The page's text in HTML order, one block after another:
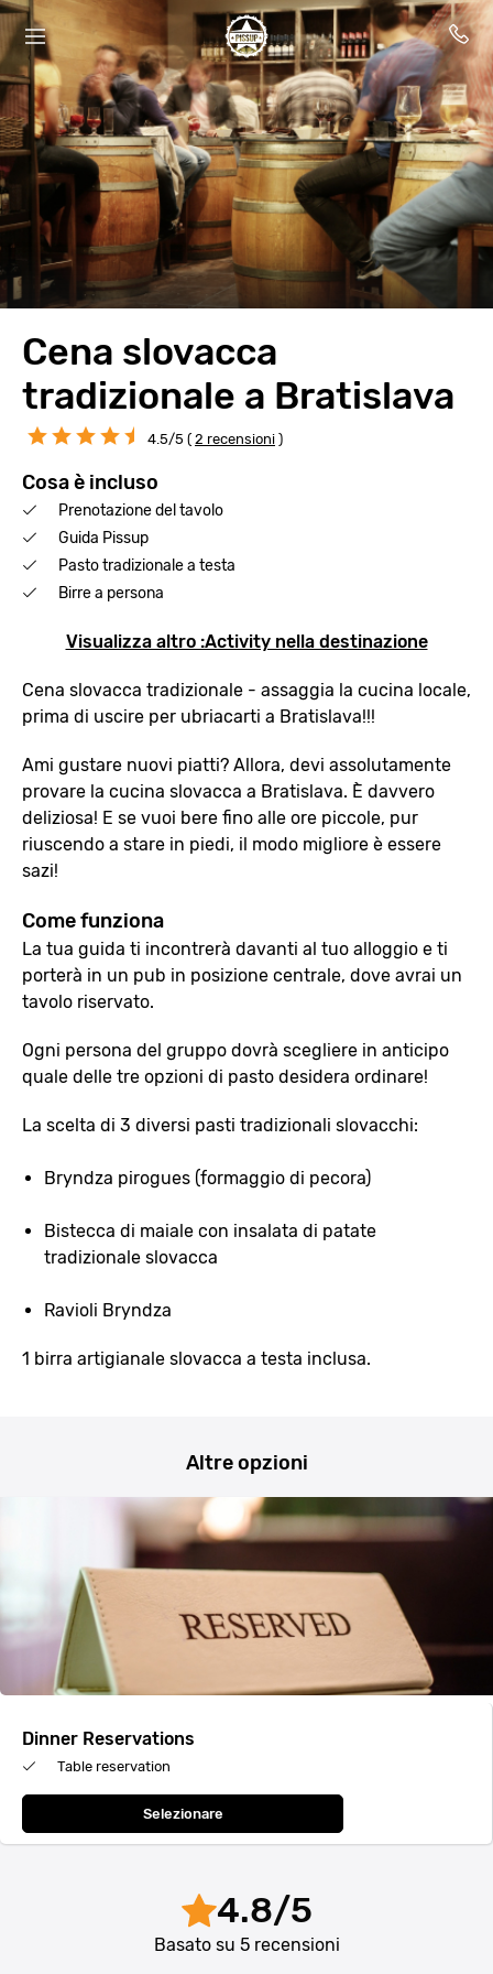
Cena slovacca
tradizionale a Bratislava
4.5/5 ( 2 recensioni )
Cosa è incluso
Prenotazione del tavolo
Guida Pissup
Pasto tradizionale a testa
Birre a persona
Visualizza altro :Activity nella destinazione
Cena slovacca tradizionale - assaggia la cucina locale,
prima di uscire per ubriacarti a Bratislava!!!
Ami gustare nuovi piatti? Allora, devi assolutamente
provare la cucina slovacca a Bratislava. È davvero
deliziosa! E se vuoi bere fino alle ore piccole, pur
riuscendo a stare in piedi, il modo migliore è essere
sazi!
Come funziona
La tua guida ti incontrerà davanti al tuo alloggio e ti
porterà in un pub in posizione centrale, dove avrai un
tavolo riservato.
Ogni persona del gruppo dovrà scegliere in anticipo
quale delle tre opzioni di pasto desidera ordinare!
La scelta di 3 diversi pasti tradizionali slovacchi:
Bryndza pirogues (formaggio di pecora)
Bistecca di maiale con insalata di patate
tradizionale slovacca
Ravioli Bryndza
1 birra artigianale slovacca a testa inclusa.
Altre opzioni
Dinner Reservations
Table reservation
Selezionare
4.8/5
Basato su 5recensioni